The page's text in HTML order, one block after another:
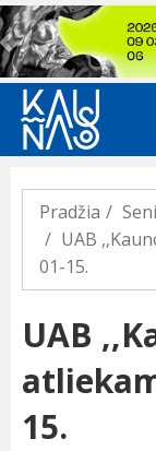
Previous
Pradžia
UAB
01-15.
UAB
15.